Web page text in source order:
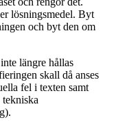
lösningsmedel. Byt
och byt den om
längre hållas
skall då anses
fel i texten samt
tekniska